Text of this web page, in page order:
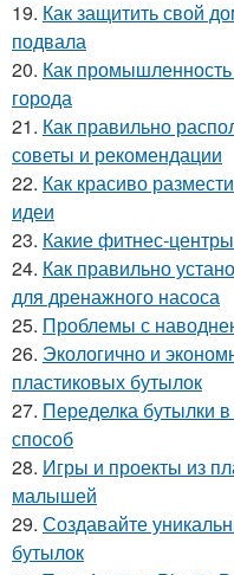
19. Как защитить свой
подвала
20. Как
города
21. Как правильно
советы и рекомендации
22. Как красиво
идеи
23. Какие фитнес-
24. Как правильно
для дренажного насоса
25. Проблемы с
26. Экологично и
пластиковых бутылок
27. Переделка бутылки
способ
28. Игры и проекты из
малышей
29. Создавайте
бутылок